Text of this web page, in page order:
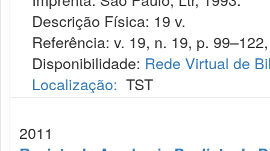
Descrição Física: 19 v.
Referência: v. 19, n. 19, p.
Disponibilidade: Rede Virtual de
Localização: TST
2011